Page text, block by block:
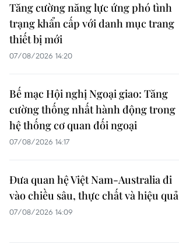
Tăng cường năng lực ứng phó tình
trạng khẩn cấp với danh mục trang
thiết bị mới
07/08/2026 14:20
Bế mạc Hội nghị Ngoại giao: Tăng
cường thống nhất hành động trong
hệ thống cơ quan đối ngoại
07/08/2026 14:17
Đưa quan hệ Việt Nam-Australia đi
vào chiều sâu, thực chất và hiệu quả
07/08/2026 14:09